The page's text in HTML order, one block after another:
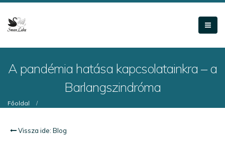
A pandémia hatása kapcsolatainkra – a
Barlangszindróma
Főoldal
Vissza ide: Blog